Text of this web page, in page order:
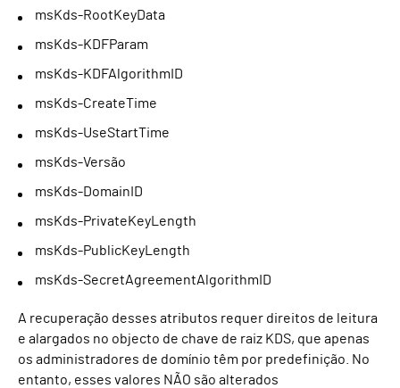
msKds-RootKeyData
msKds-KDFParam
msKds-KDFAlgorithmID
msKds-CreateTime
msKds-UseStartTime
msKds-Versão
msKds-DomainID
msKds-PrivateKeyLength
msKds-PublicKeyLength
msKds-SecretAgreementAlgorithmID
A recuperação desses atributos requer direitos de leitura
e alargados no objecto de chave de raiz KDS, que apenas
os administradores de domínio têm por predefinição. No
entanto, esses valores NÃO são alterados